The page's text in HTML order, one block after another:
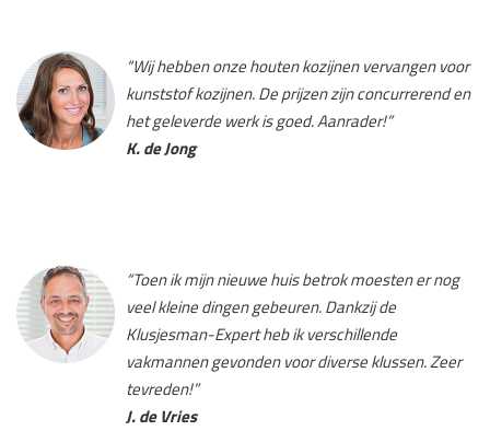
“Wij hebben onze houten kozijnen vervangen voor
kunststof kozijnen. De prijzen zijn concurrerend en
het geleverde werk is goed. Aanrader!”
K. de Jong
“Toen ik mijn nieuwe huis betrok moesten er nog
veel kleine dingen gebeuren. Dankzij de
Klusjesman-Expert heb ik verschillende
vakmannen gevonden voor diverse klussen. Zeer
tevreden!”
J. de Vries